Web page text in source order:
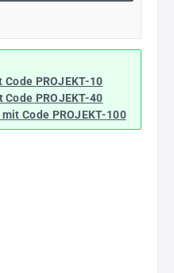
Code PROJEKT-10
Code PROJEKT-40
Code PROJEKT-100